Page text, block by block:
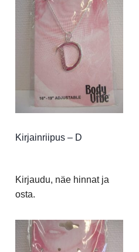
Kirjainriipus – D
Kirjaudu, näe hinnat ja
osta.